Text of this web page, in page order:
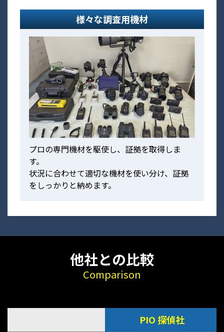
様々な調査用機材
プロの専門機材を駆使し、証拠を取得しま
す。
状況に合わせて適切な機材を使い分け、証拠
をしっかりと納めます。
他社との比較
Comparison
PIO 探偵社